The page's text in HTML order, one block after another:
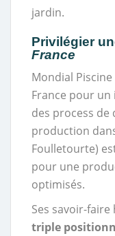
jardin.
Privilégier
France
Mondial
France pour
des process de
production
Foulletourte)
pour une
optimisés.
Ses savoir-
triple